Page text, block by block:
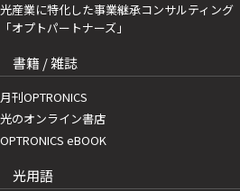
光産業に特化した事業継承コンサルティング
「オプトパートナーズ」
書籍 / 雑誌
月刊OPTRONICS
光のオンライン書店
OPTRONICS eBOOK
光用語